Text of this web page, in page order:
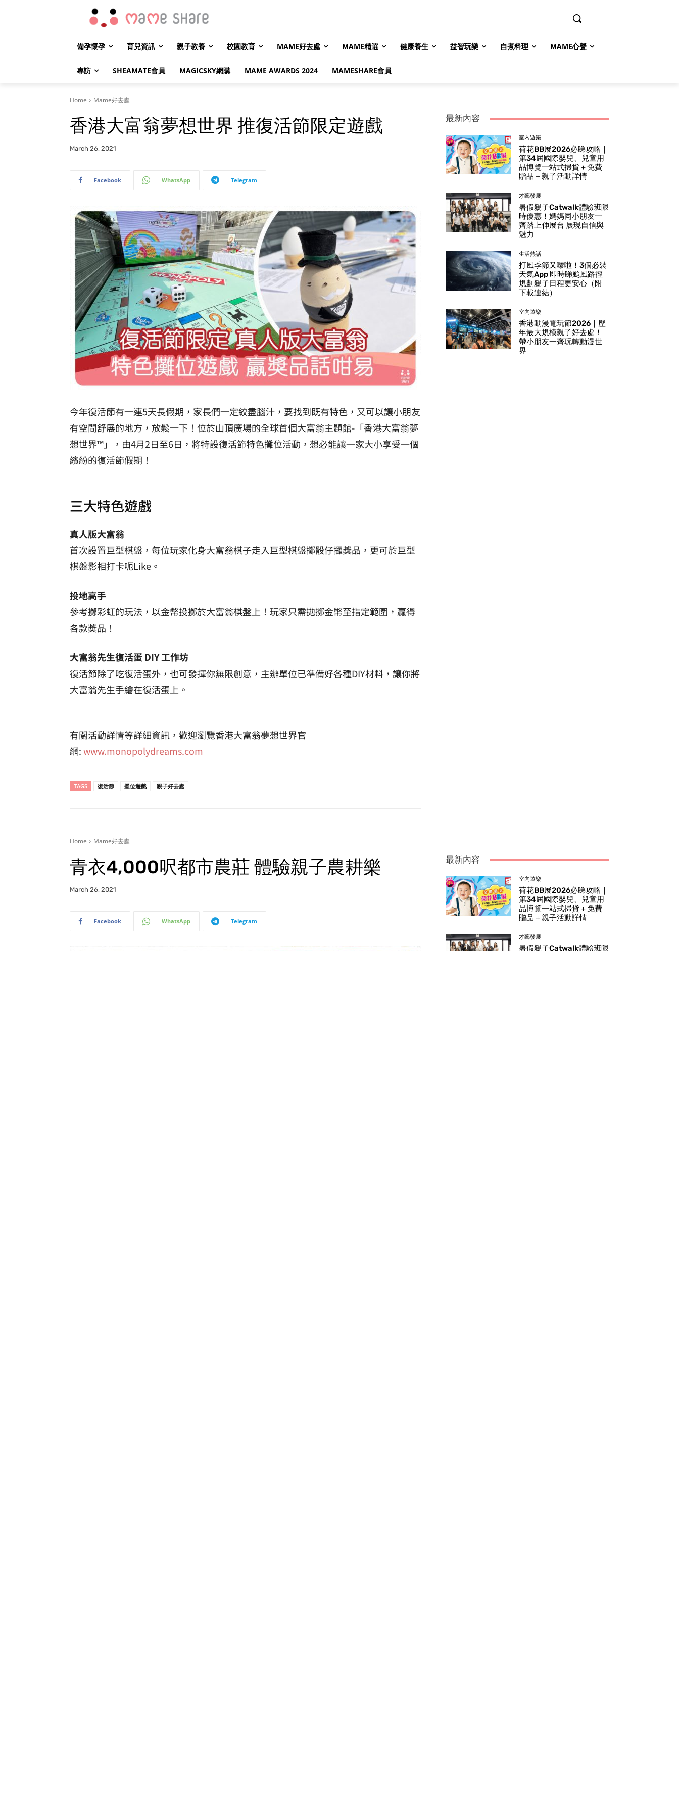
備孕懷孕 育兒資訊 親子教養 校園教育 MAME好去處 MAME精選 健康養生 益智玩樂 自煮料理 MAME心聲
專訪 SHEAMATE會員 MAGICSKY網購 MAME AWARDS 2024 MAMESHARE會員
Home Mame好去處
香港大富翁夢想世界 推復活節限定遊戲
March 26, 2021
Facebook WhatsApp Telegram
今年復活節有一連5天長假期，家長們一定絞盡腦汁，要找到既有特色，又可以讓小朋友
有空間舒展的地方，放鬆一下！位於山頂廣場的全球首個大富翁主題館-「香港大富翁夢
想世界™」，由4月2日至6日，將特設復活節特色攤位活動，想必能讓一家大小享受一個
繽紛的復活節假期！
三大特色遊戲
真人版大富翁
首次設置巨型棋盤，每位玩家化身大富翁棋子走入巨型棋盤擲骰仔攞獎品，更可於巨型
棋盤影相打卡呃Like。
投地高手
參考擲彩虹的玩法，以金幣投擲於大富翁棋盤上！玩家只需拋擲金幣至指定範圍，贏得
各款奬品！
大富翁先生復活蛋 DIY 工作坊
復活節除了吃復活蛋外，也可發揮你無限創意，主辦單位已準備好各種DIY材料，讓你將
大富翁先生手繪在復活蛋上。
有關活動詳情等詳細資訊，歡迎瀏覽香港大富翁夢想世界官
網:www.monopolydreams.com
TAGS 復活節 攤位遊戲 親子好去處
最新內容
室內遊樂
荷花BB展2026必睇攻略｜
第34屆國際嬰兒、兒童用
品博覽一站式掃貨＋免費
贈品＋親子活動詳情
才藝發展
暑假親子Catwalk體驗班限
時優惠！媽媽同小朋友一
齊踏上伸展台 展現自信與
魅力
生活熱話
打風季節又嚟啦！3個必裝
天氣App 即時睇颱風路徑
規劃親子日程更安心（附
下載連結）
室內遊樂
香港動漫電玩節2026｜歷
年最大規模親子好去處！
帶小朋友一齊玩轉動漫世
界